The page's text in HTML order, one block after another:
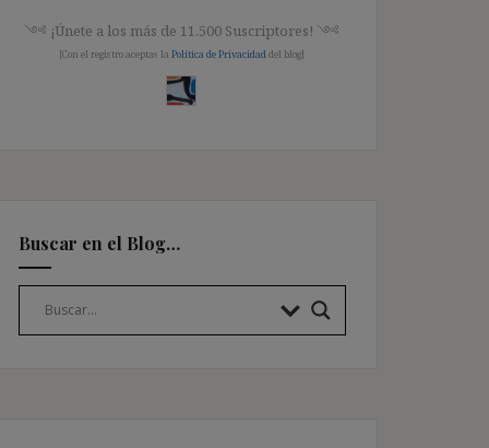
༺ ¡Únete a los más de 11.500 Suscriptores! ༺
[Con el registro aceptas la Política de Privacidad del blog]
Buscar en el Blog…